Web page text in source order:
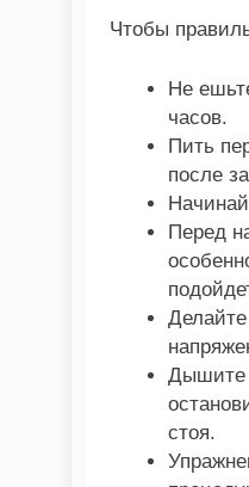
Чтобы
Не
часов.
Пить
после
Перед
Дышите
стоя.